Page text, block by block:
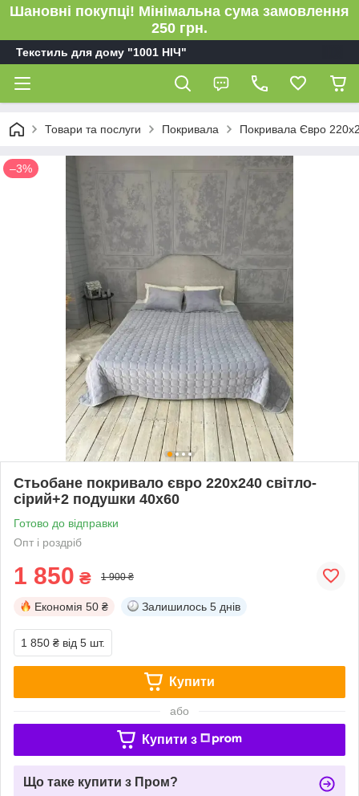
Шановні покупці! Мінімальна сума замовлення
250 грн.
Текстиль для дому "1001 НІЧ"
Товари та послуги Покривала Покривала Євро
–3%
Стьобане покривало євро 220х240 світло-
сірий+2 подушки 40х60
Готово до відправки
Опт і роздріб
1 850 ₴ 1 900 ₴
Економія 50 ₴ Залишилось 5 днів
1 850 ₴ від 5 шт.
Купити
або
Купити з
Що таке купити з Пром?